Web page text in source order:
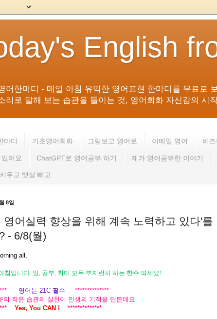
English
어한마디 - 매일 아침 유익한 영어표현 한마디를 무료로
리로 말해 보는 습관을 들이는 것, 영어회화 자신감의 시
마디 기초영어회화 그림보고 영어로 이메일 영어 비
어요 ChatGPT로 영어공부 하기 제가 영어공부한 이야기
우고 뱃살 빼고
8일
영어실력 향상을 위해 계속 노력하고 있다'를
- 6/8(월)
all,
침입니다. 일, 공부, 취미 모두 부지런히 하는 한주 되세요!
영어는 21C 필수 **************
의 작은 습관의 실천이 인생의 기적을 만든데요
Yes, You CAN ! **************